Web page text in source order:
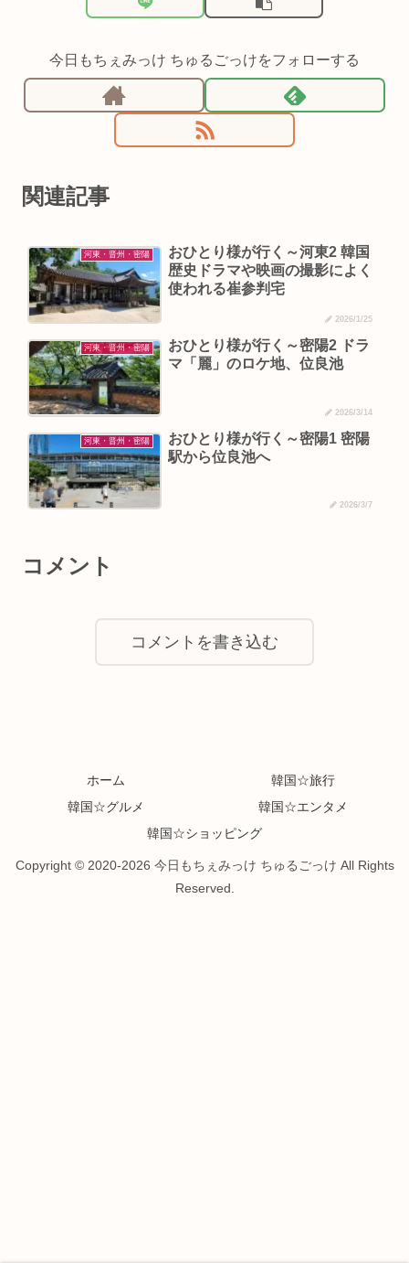
今日もちぇみっけ ちゅるごっけをフォローする
関連記事
河東・晋州・密陽
おひとり様が行く～河東2 韓国
歴史ドラマや映画の撮影によく
使われる崔参判宅
2026/1/25
河東・晋州・密陽
おひとり様が行く～密陽2 ドラ
マ「麗」のロケ地、位良池
2026/3/14
河東・晋州・密陽
おひとり様が行く～密陽1 密陽
駅から位良池へ
2026/3/7
コメント
コメントを書き込む
ホーム
韓国☆旅行
韓国☆グルメ
韓国☆エンタメ
韓国☆ショッピング
Copyright © 2020-2026 今日もちぇみっけ ちゅるごっけ All Rights
Reserved.